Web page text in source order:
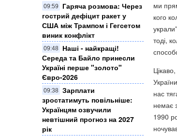
09:59
Гаряча розмова: Через
гострий дефіцит ракет у
США між Трампом і Гегсетом
виник конфлікт
09:48
Наші - найкращі!
Середа та Байло принесли
Україні перше "золото"
Євро-2026
09:38 Зарплати
зростатимуть повільніше:
Українцям озвучили
невтішний прогноз на 2027
рік
ми
кого
тоді,
нас
немає
1990